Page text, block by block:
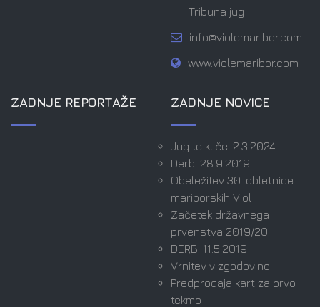
Tribuna jug
info@violemaribor.com
www.violemaribor.com
ZADNJE REPORTAŽE ZADNJE NOVICE
Jug te kliče! 2.3.2024
Derbi 28.9.2019
Obeležitev 30. obletnice
mariborskih Viol
Začetek državnega
prvenstva 2019/20
DERBI 11.5.2019
Vrnitev v zgodovino
Predprodaja kart za prvo
tekmo